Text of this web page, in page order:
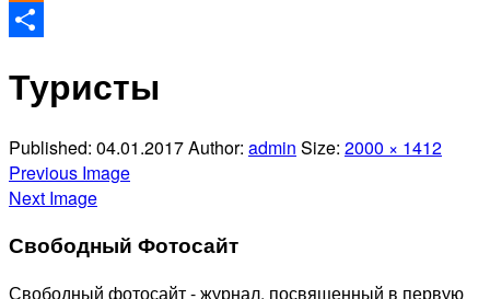
Odnoklassniki
Туристы
Published: 04.01.2017Author: admin Size: 2000 × 1412
Previous Image
Next Image
Свободный Фотосайт
Свободный фотосайт - журнал, посвященный в первую